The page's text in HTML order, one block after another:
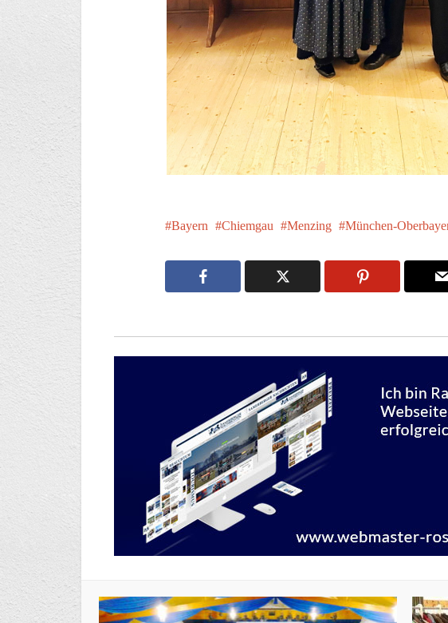
Bayern Chiemgau Menzing München-